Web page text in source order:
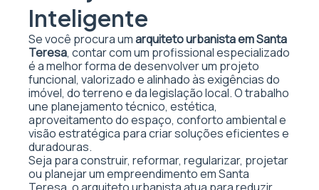
Inteligente
Se você procura umarquiteto urbanista em Santa
Teresa, contar com um profissional especializado
é a melhor forma de desenvolver um projeto
funcional, valorizado e alinhado às exigências do
imóvel, do terreno e da legislação local. O trabalho
une planejamento técnico, estética,
aproveitamento do espaço, conforto ambiental e
visão estratégica para criar soluções eficientes e
duradouras.
Seja para construir, reformar, regularizar, projetar
ou planejar um empreendimento em Santa